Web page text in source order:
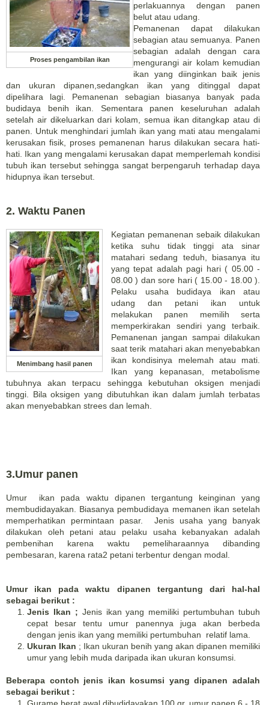
Proses pengambilan ikan
perlakuannya dengan panen
belut atau udang.
Pemanenan dapat dilakukan
sebagian atau semuanya. Panen
sebagian adalah dengan cara
mengurangi air kolam kemudian
ikan yang diinginkan baik jenis
dan ukuran dipanen,sedangkan ikan yang ditinggal dapat
dipelihara lagi. Pemanenan sebagian biasanya banyak pada
budidaya benih ikan. Sementara panen keseluruhan adalah
setelah air dikeluarkan dari kolam, semua ikan ditangkap atau di
panen. Untuk menghindari jumlah ikan yang mati atau mengalami
kerusakan fisik, proses pemanenan harus dilakukan secara hati-
hati. Ikan yang mengalami kerusakan dapat memperlemah kondisi
tubuh ikan tersebut sehingga sangat berpengaruh terhadap daya
hidupnya ikan tersebut.
2. Waktu Panen
Menimbang hasil panen
Kegiatan pemanenan sebaik dilakukan
ketika suhu tidak tinggi ata sinar
matahari sedang teduh, biasanya itu
yang tepat adalah pagi hari ( 05.00 -
08.00 ) dan sore hari ( 15.00 - 18.00 ).
Pelaku usaha budidaya ikan atau
udang dan petani ikan untuk
melakukan panen memilih serta
memperkirakan sendiri yang terbaik.
Pemanenan jangan sampai dilakukan
saat terik matahari akan menyebabkan
ikan kondisinya melemah atau mati.
Ikan yang kepanasan, metabolisme
tubuhnya akan terpacu sehingga kebutuhan oksigen menjadi
tinggi. Bila oksigen yang dibutuhkan ikan dalam jumlah terbatas
akan menyebabkan strees dan lemah.
3.Umur panen
Umur ikan pada waktu dipanen tergantung keinginan yang
membudidayakan. Biasanya pembudidaya memanen ikan setelah
memperhatikan permintaan pasar. Jenis usaha yang banyak
dilakukan oleh petani atau pelaku usaha kebanyakan adalah
pembenihan karena waktu pemeliharaannya dibanding
pembesaran, karena rata2 petani terbentur dengan modal.
Umur ikan pada waktu dipanen tergantung dari hal-hal
sebagai berikut :
Jenis Ikan ; Jenis ikan yang memiliki pertumbuhan tubuh
cepat besar tentu umur panennya juga akan berbeda
dengan jenis ikan yang memiliki pertumbuhan relatif lama.
Ukuran Ikan ; Ikan ukuran benih yang akan dipanen memiliki
umur yang lebih muda daripada ikan ukuran konsumsi.
Beberapa contoh jenis ikan kosumsi yang dipanen adalah
sebagai berikut :